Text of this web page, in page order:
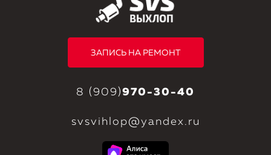
ЗАПИСЬ НА РЕМОНТ
8 (909)970-30-40
svsvihlop@yandex.ru